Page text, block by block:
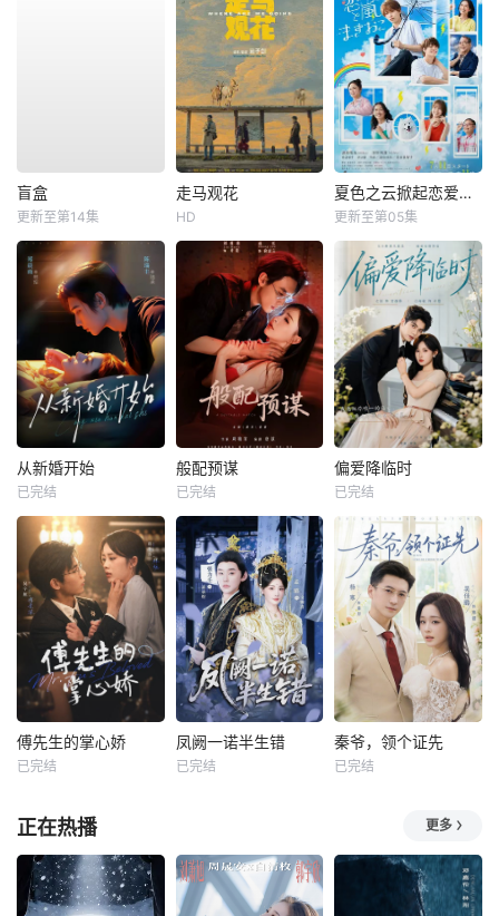
盲盒
更新至第14集
走马观花
HD
夏色之云掀起恋爱与风暴
更新至第05集
从新婚开始
已完结
般配预谋
已完结
偏爱降临时
已完结
傅先生的掌心娇
已完结
凤阙一诺半生错
已完结
秦爷，领个证先
已完结
正在热播 更多